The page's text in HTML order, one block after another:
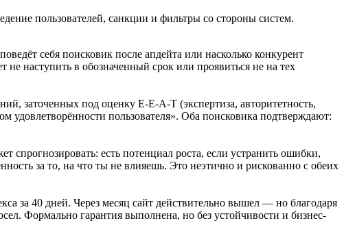
пользователей, санкции и фильтры со стороны систем.
себя поисковик после апдейта или насколько конкурент
наступить в обозначенный срок или проявиться не на тех
заточенных под оценку E-E-A-T (экспертиза, авторитетность,
пользователя». Оба поисковика подтверждают:
спрогнозировать: есть потенциал роста, если устранить ошибки,
за то, на что ты не влияешь. Это неэтично и рискованно с обеих
за 40 дней. Через месяц сайт действительно вышел — но благодаря
Формально гарантия выполнена, но без устойчивости и бизнес-